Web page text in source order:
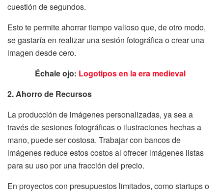
cuestión de segundos.
Esto te permite ahorrar tiempo valioso que, de otro modo,
se gastaría en realizar una sesión fotográfica o crear una
imagen desde cero.
Échale ojo: Logotipos en la era medieval
2. Ahorro de Recursos
La producción de imágenes personalizadas, ya sea a
través de sesiones fotográficas o ilustraciones hechas a
mano, puede ser costosa. Trabajar con bancos de
imágenes reduce estos costos al ofrecer imágenes listas
para su uso por una fracción del precio.
En proyectos con presupuestos limitados, como startups o